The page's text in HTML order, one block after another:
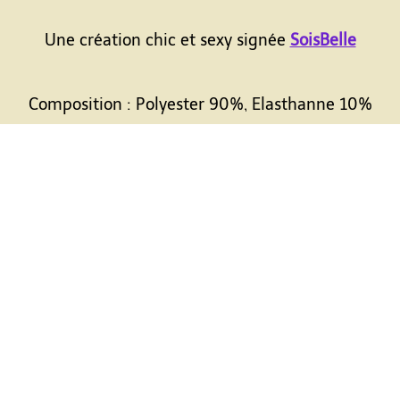
Une création chic et sexy signée SoisBelle
Composition : Polyester 90%, Elasthanne 10%